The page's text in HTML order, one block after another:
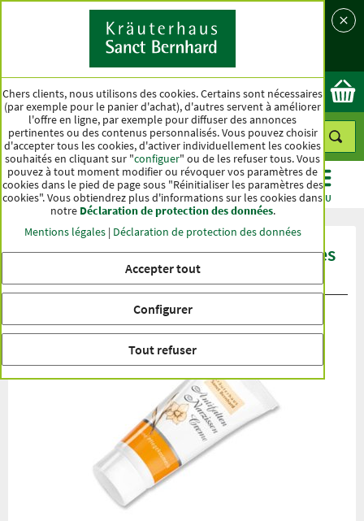
Pays
Ok
CATÉGORIES OFFRES BEST-SELLER MENU
Évaluation du produit Crème antirides
au narcisse
Chers clients, nous utilisons des cookies. Certains sont nécessaires
(par exemple pour le panier d'achat), d'autres servent à améliorer
l'offre en ligne, par exemple pour diffuser des annonces
pertinentes ou des contenus personnalisés. Vous pouvez choisir
d'accepter tous les cookies, d'activer individuellement les cookies
souhaités en cliquant sur "configuer" ou de les refuser tous. Vous
pouvez à tout moment modifier ou révoquer vos paramètres de
cookies dans le pied de page sous "Réinitialiser les paramètres des
cookies". Vous obtiendrez plus d'informations sur les cookies dans
notre Déclaration de protection des données.
Mentions légales| Déclaration de protection des données
Accepter tout
Configurer
Tout refuser